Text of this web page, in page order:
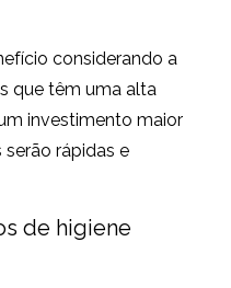
considerando a
que têm uma alta
investimento maior
rápidas e
de higiene